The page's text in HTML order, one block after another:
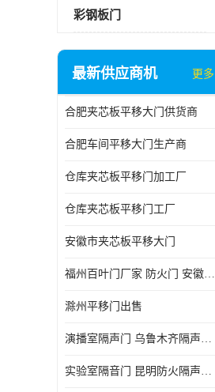
彩钢板门
最新供应商机 更多
合肥夹芯板平移大门供货商
合肥车间平移大门生产商
仓库夹芯板平移门加工厂
仓库夹芯板平移门工厂
安徽市夹芯板平移大门
福州百叶门厂家 防火门 安徽吉运祥
滁州平移门出售
演播室隔声门 乌鲁木齐隔声门哪家好
实验室隔音门 昆明防火隔声门哪家好